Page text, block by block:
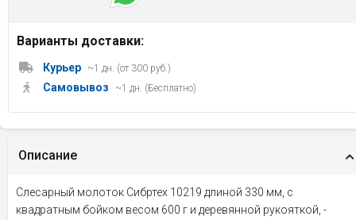
Варианты доставки:
Курьер ~1 дн. (от 300 руб.)
Самовывоз ~1 дн. (Бесплатно)
Описание
Слесарный молоток Сибртех 10219 длиной 330 мм, с
квадратным бойком весом 600 г и деревянной рукояткой, -